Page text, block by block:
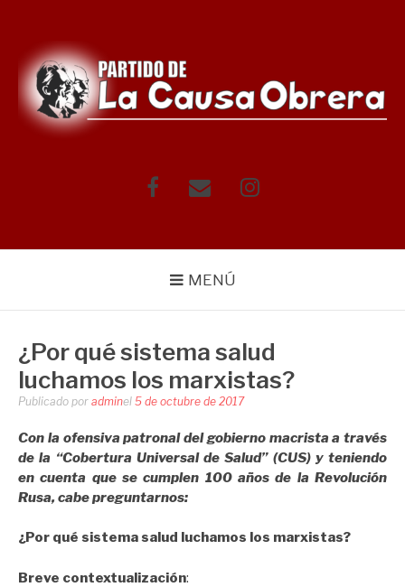
contenido
FacebookCorreo Instagram
MENÚ
¿Por qué sistema salud
luchamos los marxistas?
Publicado por adminel 5 de octubre de 2017
Con la ofensiva patronal del gobierno macrista a través
de la “Cobertura Universal de Salud” (CUS) y teniendo
en cuenta que se cumplen 100 años de la Revolución
Rusa, cabe preguntarnos:
¿Por qué sistema salud luchamos los marxistas?
Breve contextualización: